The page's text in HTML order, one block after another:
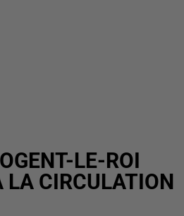
LE-ROI
LA CIRCULATION